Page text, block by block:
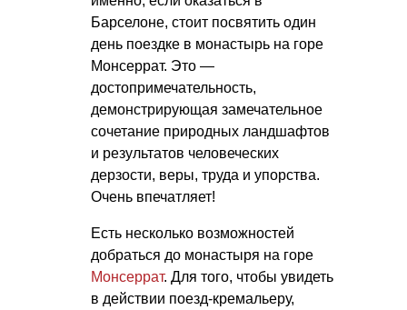
Барселоне, стоит посвятить один
день поездке в монастырь на горе
Монсеррат. Это —
достопримечательность,
демонстрирующая замечательное
сочетание природных ландшафтов
и результатов человеческих
дерзости, веры, труда и упорства.
Очень впечатляет!
Есть несколько возможностей
добраться до монастыря на горе
Монсеррат. Для того, чтобы увидеть
в действии поезд-кремальеру,